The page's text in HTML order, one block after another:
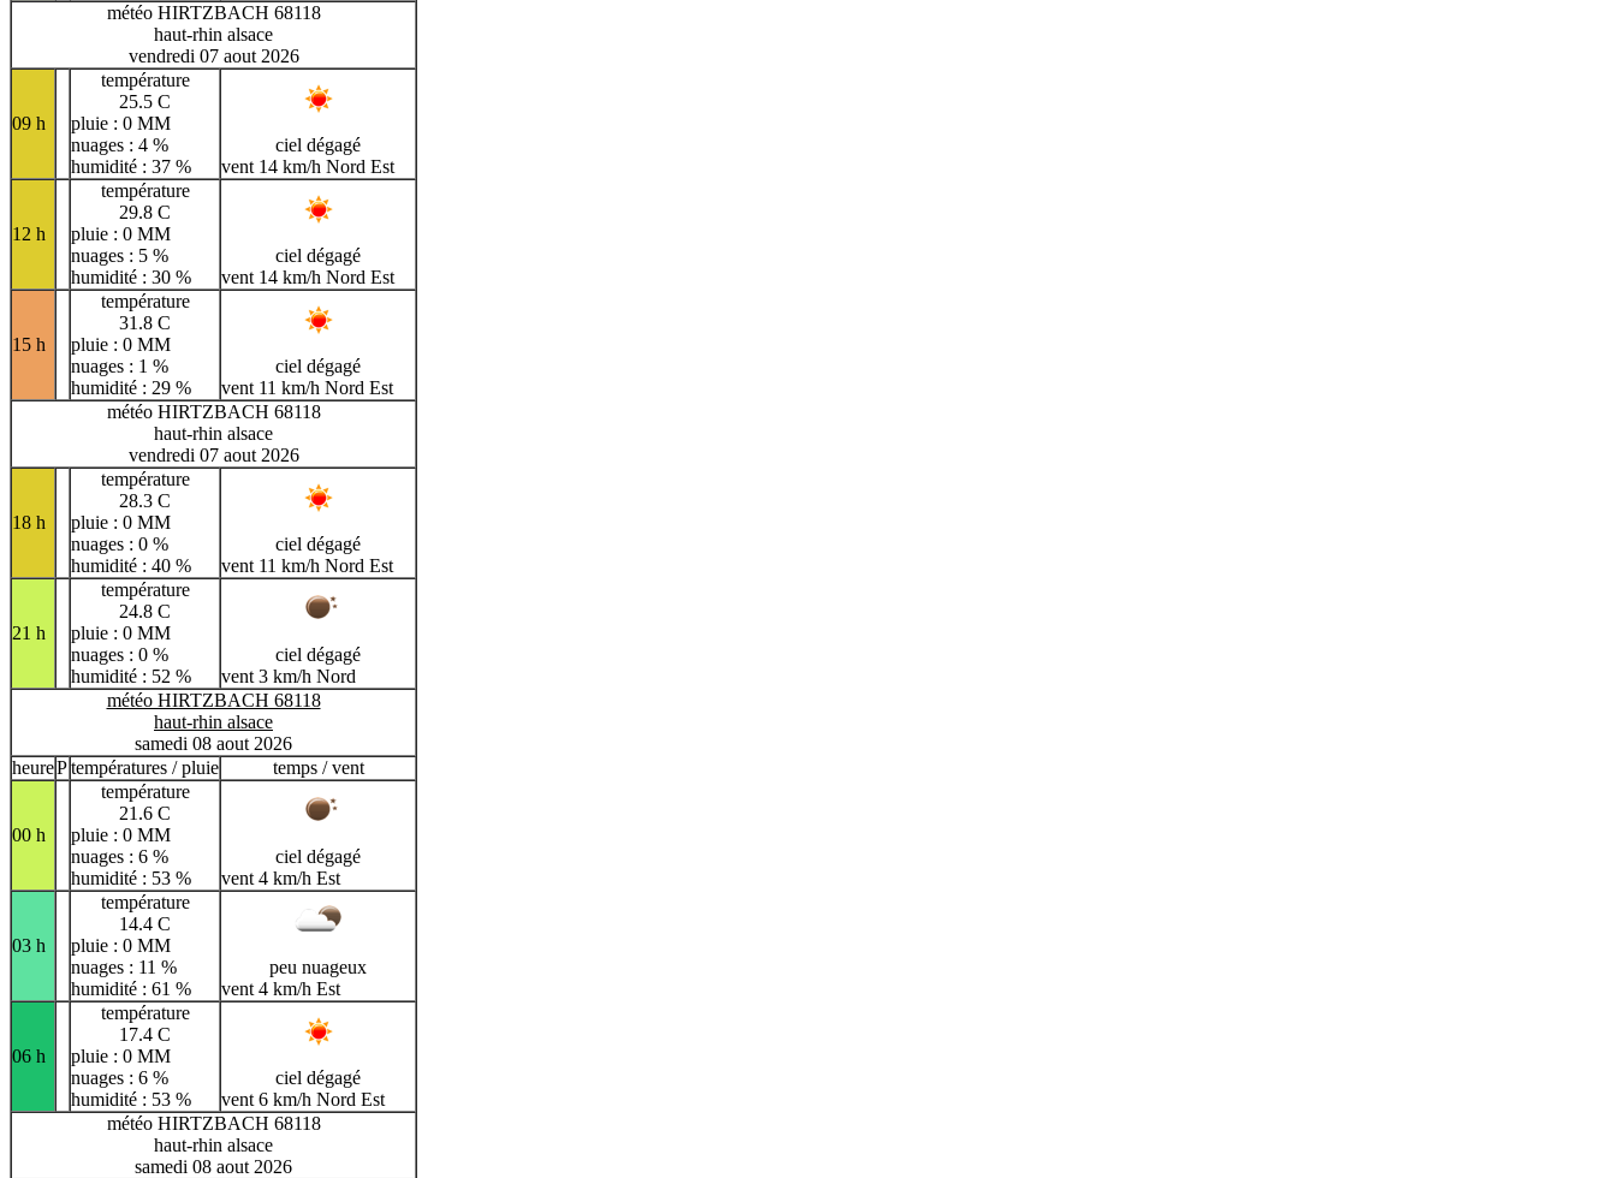
météo HIRTZBACH 68118
haut-rhin alsace
vendredi 07 aout 2026
09 h
température
25.5 C
pluie : 0 MM
nuages : 4 %
humidité : 37 %
ciel dégagé
vent 14 km/h Nord Est
12 h
température
29.8 C
pluie : 0 MM
nuages : 5 %
humidité : 30 %
ciel dégagé
vent 14 km/h Nord Est
15 h
température
31.8 C
pluie : 0 MM
nuages : 1 %
humidité : 29 %
ciel dégagé
vent 11 km/h Nord Est
météo HIRTZBACH 68118
haut-rhin alsace
vendredi 07 aout 2026
18 h
température
28.3 C
pluie : 0 MM
nuages : 0 %
humidité : 40 %
ciel dégagé
vent 11 km/h Nord Est
21 h
température
24.8 C
pluie : 0 MM
nuages : 0 %
humidité : 52 %
ciel dégagé
vent 3 km/h Nord
météo HIRTZBACH 68118
haut-rhin alsace
samedi 08 aout 2026
heurePtempératures / pluie temps / vent
00 h
température
21.6 C
pluie : 0 MM
nuages : 6 %
humidité : 53 %
ciel dégagé
vent 4 km/h Est
03 h
température
14.4 C
pluie : 0 MM
nuages : 11 %
humidité : 61 %
peu nuageux
vent 4 km/h Est
06 h
température
17.4 C
pluie : 0 MM
nuages : 6 %
humidité : 53 %
ciel dégagé
vent 6 km/h Nord Est
météo HIRTZBACH 68118
haut-rhin alsace
samedi 08 aout 2026